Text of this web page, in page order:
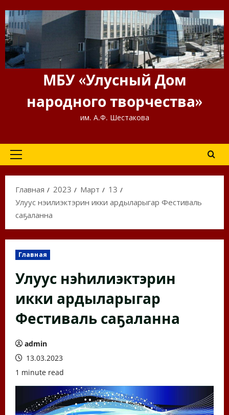
содержимому
МБУ «Улусный Дом
народного творчества»
им. А.Ф. Шестакова
Основное
Главная
2023 Март
13
Улуус нэһилиэктэрин икки ардыларыгар Фестиваль
саҕаланна
Главная
Улуус нэһилиэктэрин
икки ардыларыгар
Фестиваль саҕаланна
admin
13.03.2023
1 minute read